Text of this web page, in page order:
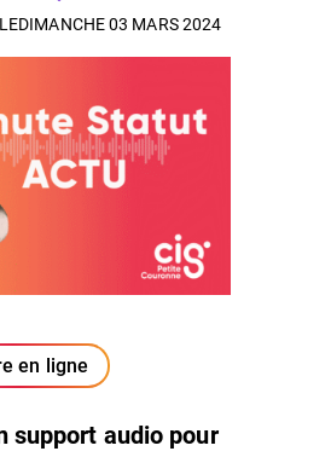
DIMANCHE 03 MARS 2024
en ligne
support audio pour